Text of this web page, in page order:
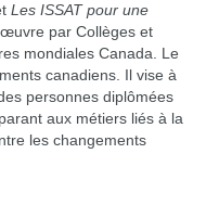
Les ISSAT pour une
œuvre par Collèges et
mondiales Canada. Le
canadiens. Il vise à
personnes diplômées
aux métiers liés à la
les changements